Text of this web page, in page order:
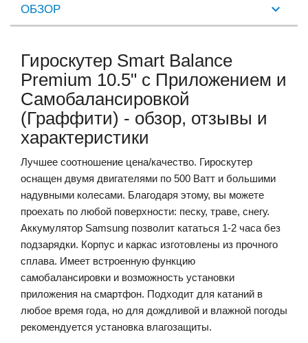
ОБЗОР
Гироскутер Smart Balance
Premium 10.5" с Приложением и
Самобалансировкой
(Граффити) - обзор, отзывы и
характеристики
Лучшее соотношение цена/качество. Гироскутер
оснащен двумя двигателями по 500 Ватт и большими
надувными колесами. Благодаря этому, вы можете
проехать по любой поверхности: песку, траве, снегу.
Аккумулятор Samsung позволит кататься 1-2 часа без
подзарядки. Корпус и каркас изготовлены из прочного
сплава. Имеет встроенную функцию
самобалансировки и возможность установки
приложения на смартфон. Подходит для катаний в
любое время года, но для дождливой и влажной погоды
рекомендуется установка влагозащиты.